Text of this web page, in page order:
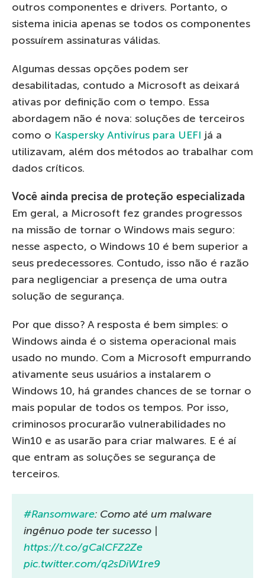
outros componentes e drivers. Portanto, o
sistema inicia apenas se todos os componentes
possuírem assinaturas válidas.
Algumas dessas opções podem ser
desabilitadas, contudo a Microsoft as deixará
ativas por definição com o tempo. Essa
abordagem não é nova: soluções de terceiros
como o Kaspersky Antivírus para UEFI já a
utilizavam, além dos métodos ao trabalhar com
dados críticos.
Você ainda precisa de proteção especializada
Em geral, a Microsoft fez grandes progressos
na missão de tornar o Windows mais seguro:
nesse aspecto, o Windows 10 é bem superior a
seus predecessores. Contudo, isso não é razão
para negligenciar a presença de uma outra
solução de segurança.
Por que disso? A resposta é bem simples: o
Windows ainda é o sistema operacional mais
usado no mundo. Com a Microsoft empurrando
ativamente seus usuários a instalarem o
Windows 10, há grandes chances de se tornar o
mais popular de todos os tempos. Por isso,
criminosos procurarão vulnerabilidades no
Win10 e as usarão para criar malwares. E é aí
que entram as soluções se segurança de
terceiros.
#Ransomware: Como até um malware
ingênuo pode ter sucesso |
https://t.co/gCalCFZ2Ze
pic.twitter.com/q2sDiW1re9